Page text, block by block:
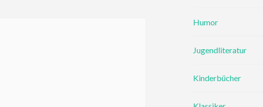
Humor
Jugendliteratur
Kinderbücher